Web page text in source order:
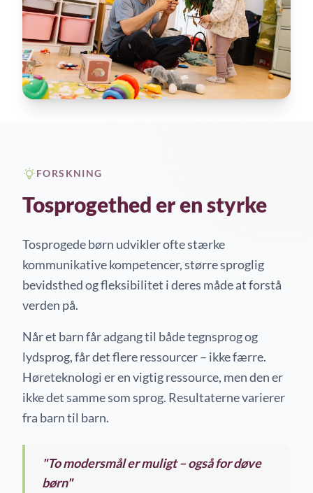
FORSKNING
Tosprogethed er en styrke
Tosprogede børn udvikler ofte stærke
kommunikative kompetencer, større sproglig
bevidsthed og fleksibilitet i deres måde at forstå
verden på.
Når et barn får adgang til både tegnsprog og
lydsprog, får det flere ressourcer – ikke færre.
Høreteknologi er en vigtig ressource, men den er
ikke det samme som sprog. Resultaterne varierer
fra barn til barn.
"To modersmål er muligt – også for døve
børn"